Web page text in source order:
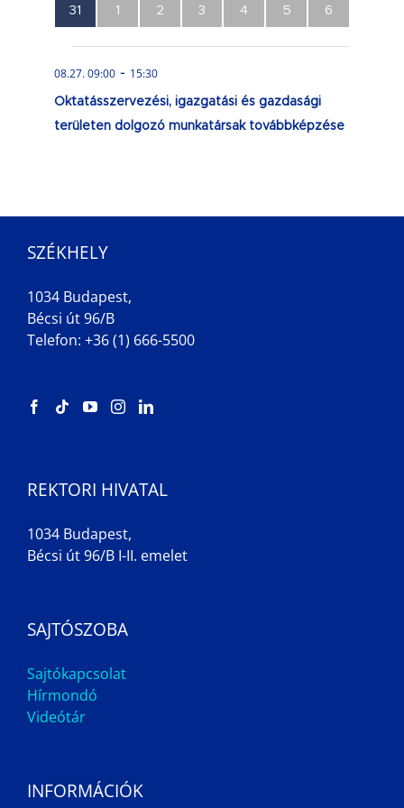
0
esemény,
31
0
esemény,
1
0
esemény,
2
0
esemény,
3
0
esemény,
4
0
esemény,
5
0
esemény,
6
08.27. 09:00 - 15:30
Oktatásszervezési, igazgatási és gazdasági
területen dolgozó munkatársak továbbképzése
SZÉKHELY
1034 Budapest,
Bécsi út 96/B
Telefon: +36 (1) 666-5500
REKTORI HIVATAL
1034 Budapest,
Bécsi út 96/B I-II. emelet
SAJTÓSZOBA
Sajtókapcsolat
Hírmondó
Videótár
INFORMÁCIÓK